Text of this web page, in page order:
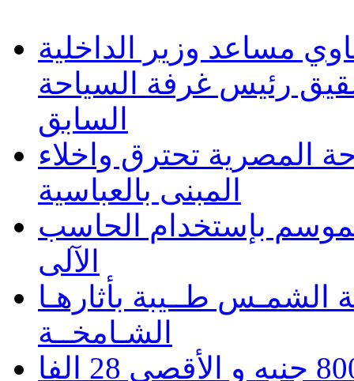
مساعد وزير الداخلية
رئيس غرفة السياحة
السابق
المصرية تحترق واخلاء
المبنى بالعباسية
بإستخدام الحاسب
الآلى
طــيبة بأثارهـا
الشـامخــة